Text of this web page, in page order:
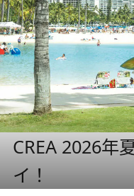
CREA 2026年
イ！